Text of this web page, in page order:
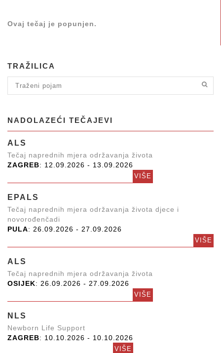
Ovaj tečaj je popunjen.
TRAŽILICA
NADOLAZEĆI TEČAJEVI
ALS
Tečaj naprednih mjera održavanja života
ZAGREB: 12.09.2026 - 13.09.2026
VIŠE
EPALS
Tečaj naprednih mjera održavanja života djece i
novorođenčadi
PULA: 26.09.2026 - 27.09.2026
VIŠE
ALS
Tečaj naprednih mjera održavanja života
OSIJEK: 26.09.2026 - 27.09.2026
VIŠE
NLS
Newborn Life Support
ZAGREB: 10.10.2026 - 10.10.2026
VIŠE